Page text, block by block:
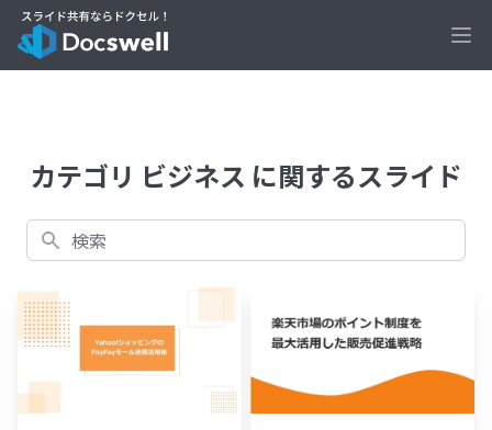
カテゴリ ビジネス に関するスライド
検索